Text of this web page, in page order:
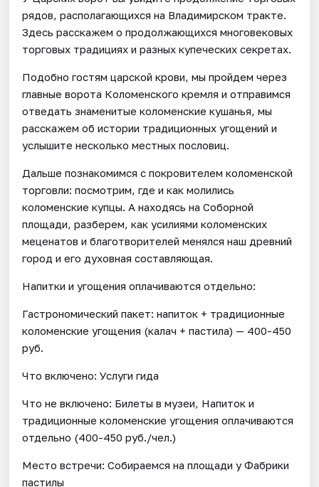
рядов, располагающихся на Владимирском тракте.
Здесь расскажем о продолжающихся многовековых
торговых традициях и разных купеческих секретах.
Подобно гостям царской крови, мы пройдем через
главные ворота Коломенского кремля и отправимся
отведать знаменитые коломенские кушанья, мы
расскажем об истории традиционных угощений и
услышите несколько местных пословиц.
Дальше познакомимся с покровителем коломенской
торговли: посмотрим, где и как молились
коломенские купцы. А находясь на Соборной
площади, разберем, как усилиями коломенских
меценатов и благотворителей менялся наш древний
город и его духовная составляющая.
Напитки и угощения оплачиваются отдельно:
Гастрономический пакет: напиток + традиционные
коломенские угощения (калач + пастила) — 400-450
руб.
Что включено: Услуги гида
Что не включено: Билеты в музеи, Напиток и
традиционные коломенские угощения оплачиваются
отдельно (400-450 руб./чел.)
Место встречи: Собираемся на площади у Фабрики
пастилы